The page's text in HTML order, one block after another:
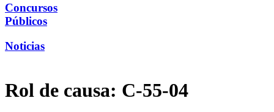
Concursos
Públicos
Noticias
Rol de causa: C-55-04